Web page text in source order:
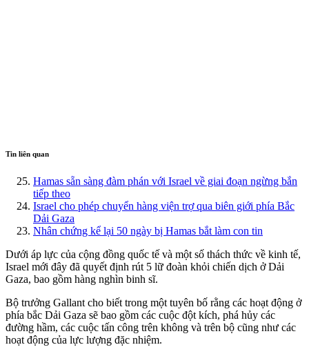
Tin liên quan
Hamas sẵn sàng đàm phán với Israel về giai đoạn ngừng bắn
tiếp theo
Israel cho phép chuyển hàng viện trợ qua biên giới phía Bắc
Dải Gaza
Nhân chứng kể lại 50 ngày bị Hamas bắt làm con tin
Dưới áp lực của cộng đồng quốc tế và một số thách thức về kinh tế,
Israel mới đây đã quyết định rút 5 lữ đoàn khỏi chiến dịch ở Dải
Gaza, bao gồm hàng nghìn binh sĩ.
Bộ trưởng Gallant cho biết trong một tuyên bố rằng các hoạt động ở
phía bắc Dải Gaza sẽ bao gồm các cuộc đột kích, phá hủy các
đường hầm, các cuộc tấn công trên không và trên bộ cũng như các
hoạt động của lực lượng đặc nhiệm.